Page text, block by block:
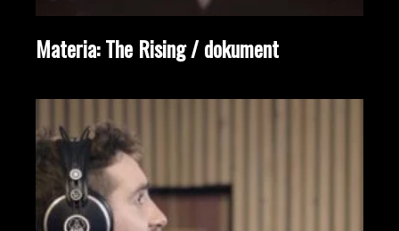
Materia: The Rising / dokument